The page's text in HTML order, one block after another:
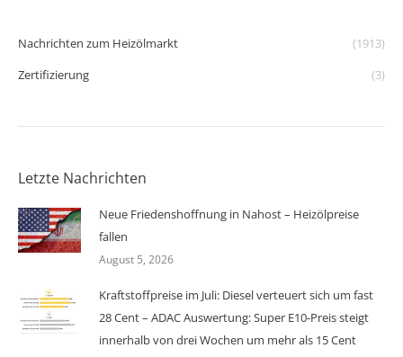
Nachrichten zum Heizölmarkt
(1913)
Zertifizierung
(3)
Letzte Nachrichten
Neue Friedenshoffnung in Nahost – Heizölpreise
fallen
August 5, 2026
Kraftstoffpreise im Juli: Diesel verteuert sich um fast
28 Cent – ADAC Auswertung: Super E10-Preis steigt
innerhalb von drei Wochen um mehr als 15 Cent